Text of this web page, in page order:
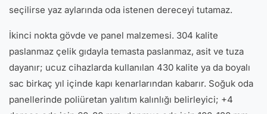
seçilirse yaz aylarında oda istenen dereceyi tutamaz.
İkinci nokta gövde ve panel malzemesi. 304 kalite
paslanmaz çelik gıdayla temasta paslanmaz, asit ve tuza
dayanır; ucuz cihazlarda kullanılan 430 kalite ya da boyalı
sac birkaç yıl içinde kapı kenarlarından kabarır. Soğuk oda
panellerinde poliüretan yalıtım kalınlığı belirleyici; +4